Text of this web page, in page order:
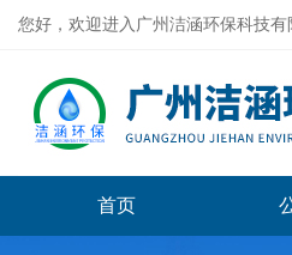
您好，欢迎进入广州洁涵环保科技有
首页